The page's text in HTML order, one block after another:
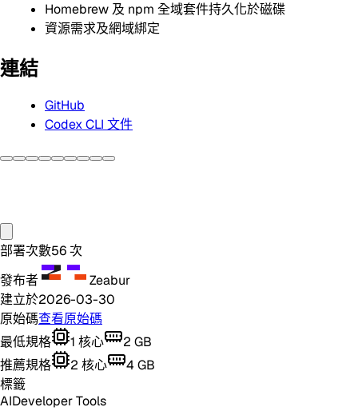
Homebrew 及 npm 全域套件持久化於磁碟
資源需求及網域綁定
連結
GitHub
Codex CLI 文件
部署次數56次
發布者
Zeabur
建立於2026-03-30
原始碼查看原始碼
最低規格
1 核心 2 GB
推薦規格
2 核心 4 GB
標籤
AIDeveloper Tools